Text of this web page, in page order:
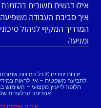
אילו דגשים חשובים בהזמנת
איך סביבת העבודה
המדריך המקיף לניהול
ומניעה
זכויות יוצרים © כל הזכויות
לתביעה משפטית – אין לראות
חלופה לייעוץ מקצועי – השימוש
אחריותו הבלעדית